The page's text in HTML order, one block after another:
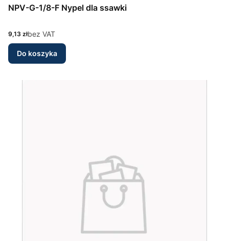
NPV-G-1/8-F Nypel dla ssawki
Cena
9,13 złbez VAT
Do koszyka